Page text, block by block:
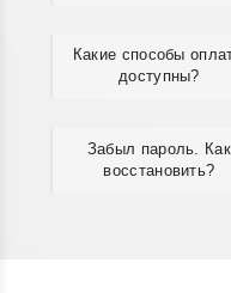
Какие способы
доступны?
Забыл пароль. Как
восстановить?